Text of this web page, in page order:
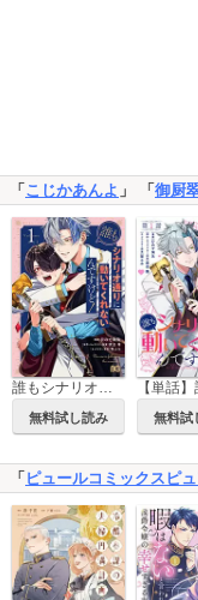
「こじかあんよ 」 「御厨
誰もシナリオ通りに動いてくれないんですけど！
無料試し読み 無料試
「 ピュールコミックスピ